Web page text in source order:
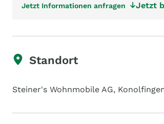
Jetzt Informationen anfragen Jetzt
Standort
Steiner's Wohnmobile AG,